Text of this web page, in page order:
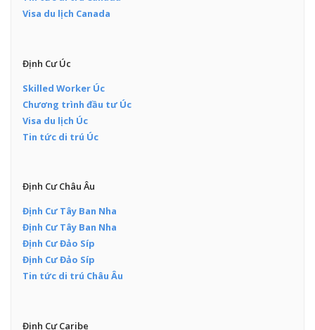
Visa du lịch Canada
Định Cư Úc
Skilled Worker Úc
Chương trình đầu tư Úc
Visa du lịch Úc
Tin tức di trú Úc
Định Cư Châu Âu
Định Cư Tây Ban Nha
Định Cư Tây Ban Nha
Định Cư Đảo Síp
Định Cư Đảo Síp
Tin tức di trú Châu Âu
Định Cư Caribe